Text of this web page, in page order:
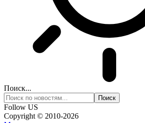
Поиск...
Follow US
Copyright © 2010-2026